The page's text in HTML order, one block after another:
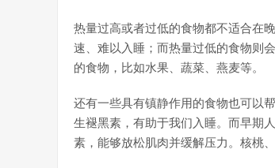
热量过高或者过低的食物都不适合在
速、难以入睡；而热量过低的食物则
的食物，比如水果、蔬菜、燕麦等。
还有一些具有镇静作用的食物也可以
生褪黑素，有助于我们入睡。而早期
素，能够放松肌肉并缓解压力。核桃